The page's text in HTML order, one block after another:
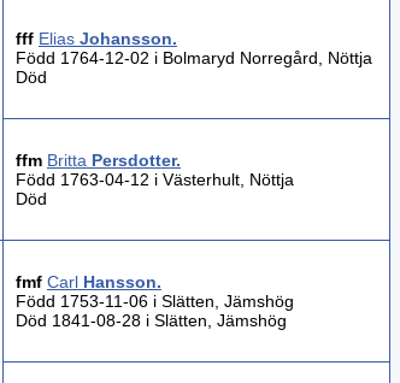
fff Elias Johansson.
Född 1764-12-02 i Bolmaryd Norregård, Nöttja
Död
ffm Britta Persdotter.
Född 1763-04-12 i Västerhult, Nöttja
Död
fmf Carl Hansson.
Född 1753-11-06 i Slätten, Jämshög
Död 1841-08-28 i Slätten, Jämshög